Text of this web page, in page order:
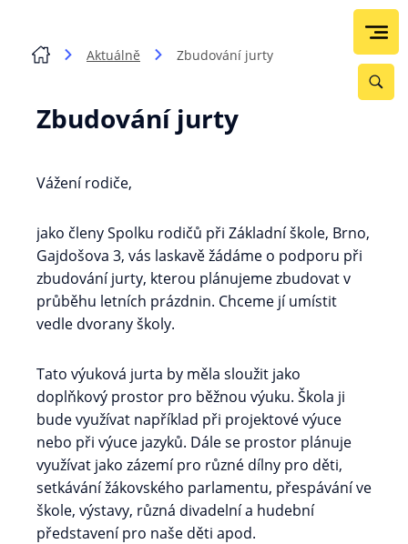
Aktuálně Zbudování jurty
Zbudování jurty
Vážení rodiče,
jako členy Spolku rodičů při Základní škole, Brno,
Gajdošova 3, vás laskavě žádáme o podporu při
zbudování jurty, kterou plánujeme zbudovat v
průběhu letních prázdnin. Chceme jí umístit
vedle dvorany školy.
Tato výuková jurta by měla sloužit jako
doplňkový prostor pro běžnou výuku. Škola ji
bude využívat například při projektové výuce
nebo při výuce jazyků. Dále se prostor plánuje
využívat jako zázemí pro různé dílny pro děti,
setkávání žákovského parlamentu, přespávání ve
škole, výstavy, různá divadelní a hudební
představení pro naše děti apod.